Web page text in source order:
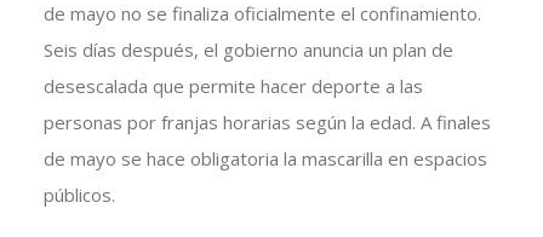
de mayo no se finaliza oficialmente el confinamiento.
Seis días después, el gobierno anuncia un plan de
desescalada que permite hacer deporte a las
personas por franjas horarias según la edad. A finales
de mayo se hace obligatoria la mascarilla en espacios
públicos.